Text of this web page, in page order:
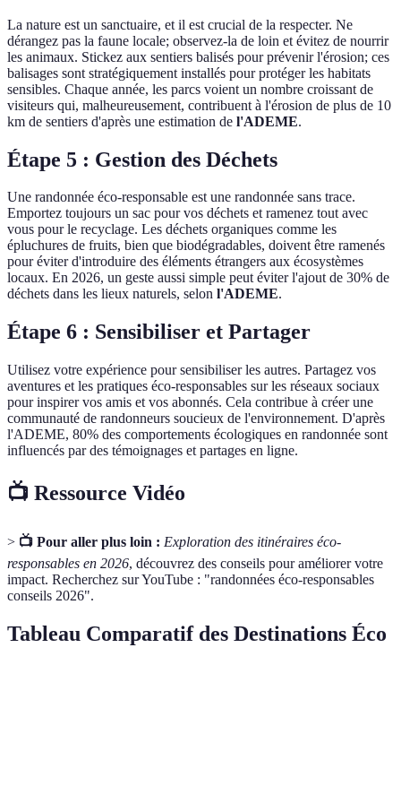
La nature est un sanctuaire, et il est crucial de la respecter. Ne
dérangez pas la faune locale; observez-la de loin et évitez de nourrir
les animaux. Stickez aux sentiers balisés pour prévenir l'érosion; ces
balisages sont stratégiquement installés pour protéger les habitats
sensibles. Chaque année, les parcs voient un nombre croissant de
visiteurs qui, malheureusement, contribuent à l'érosion de plus de 10
km de sentiers d'après une estimation de l'ADEME.
Étape 5 : Gestion des Déchets
Une randonnée éco-responsable est une randonnée sans trace.
Emportez toujours un sac pour vos déchets et ramenez tout avec
vous pour le recyclage. Les déchets organiques comme les
épluchures de fruits, bien que biodégradables, doivent être ramenés
pour éviter d'introduire des éléments étrangers aux écosystèmes
locaux. En 2026, un geste aussi simple peut éviter l'ajout de 30% de
déchets dans les lieux naturels, selon l'ADEME.
Étape 6 : Sensibiliser et Partager
Utilisez votre expérience pour sensibiliser les autres. Partagez vos
aventures et les pratiques éco-responsables sur les réseaux sociaux
pour inspirer vos amis et vos abonnés. Cela contribue à créer une
communauté de randonneurs soucieux de l'environnement. D'après
l'ADEME, 80% des comportements écologiques en randonnée sont
influencés par des témoignages et partages en ligne.
📺 Ressource Vidéo
> 📺 Pour aller plus loin : Exploration des itinéraires éco-
responsables en 2026, découvrez des conseils pour améliorer votre
impact. Recherchez sur YouTube : "randonnées éco-responsables
conseils 2026".
Tableau Comparatif des Destinations Éco